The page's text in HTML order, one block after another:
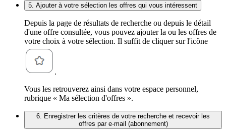
5. Ajouter à votre sélection les offres qui vous intéressent
Depuis la page de résultats de recherche ou depuis le détail
d'une offre consultée, vous pouvez ajouter la ou les offres de
votre choix à votre sélection. Il suffit de cliquer sur l'icône
.
Vous les retrouverez ainsi dans votre espace personnel,
rubrique « Ma sélection d'offres ».
6. Enregistrer les critères de votre recherche et recevoir les
offres par e-mail (abonnement)